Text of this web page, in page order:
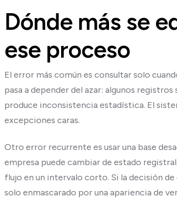
Dónde más se
ese proceso
El error más común es consultar solo
pasa a depender del azar: algunos
produce inconsistencia estadística. El
excepciones caras.
Otro error recurrente es usar una base
empresa puede cambiar de estado
flujo en un intervalo corto. Si la decisión
solo enmascarado por una apariencia de